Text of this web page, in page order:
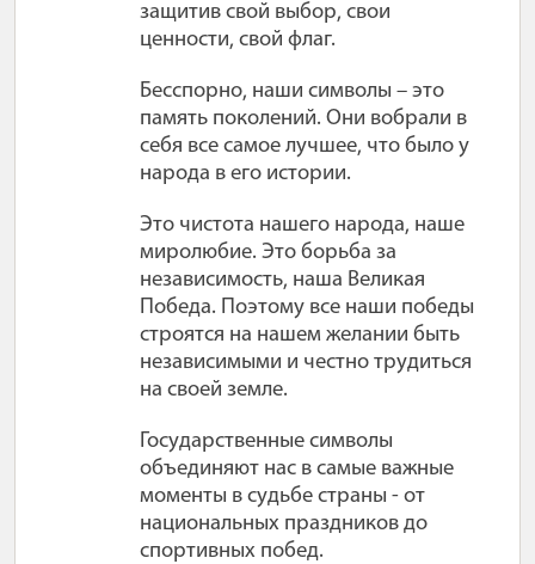
защитив свой выбор, свои
ценности, свой флаг.
Бесспорно, наши символы – это
память поколений. Они вобрали в
себя все самое лучшее, что было у
народа в его истории.
Это чистота нашего народа, наше
миролюбие. Это борьба за
независимость, наша Великая
Победа. Поэтому все наши победы
строятся на нашем желании быть
независимыми и честно трудиться
на своей земле.
Государственные символы
объединяют нас в самые важные
моменты в судьбе страны - от
национальных праздников до
спортивных побед.